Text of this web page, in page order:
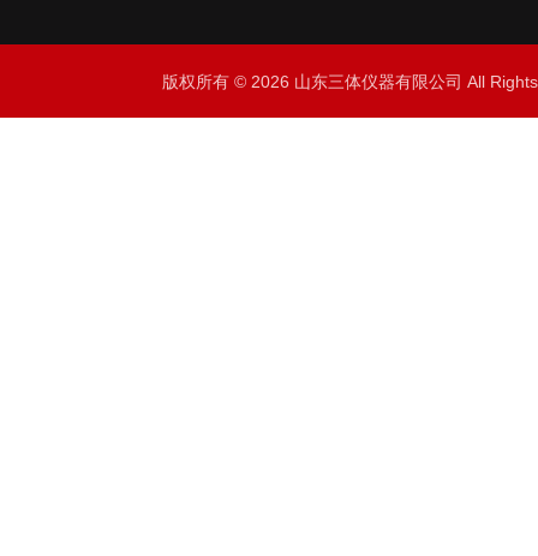
版权所有 © 2026 山东三体仪器有限公司 All